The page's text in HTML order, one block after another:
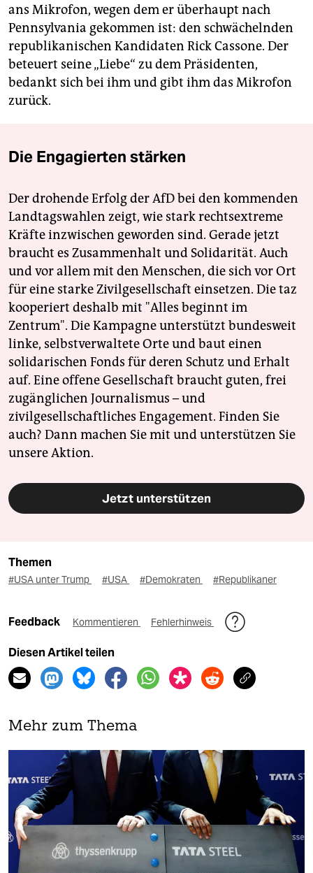
ans Mikrofon, wegen dem er überhaupt nach
Pennsylvania gekommen ist: den schwächelnden
republikanischen Kandidaten Rick Cassone. Der
beteuert seine „Liebe“ zu dem Präsidenten,
bedankt sich bei ihm und gibt ihm das Mikrofon
zurück.
Die Engagierten stärken
Der drohende Erfolg der AfD bei den kommenden
Landtagswahlen zeigt, wie stark rechtsextreme
Kräfte inzwischen geworden sind. Gerade jetzt
braucht es Zusammenhalt und Solidarität. Auch
und vor allem mit den Menschen, die sich vor Ort
für eine starke Zivilgesellschaft einsetzen. Die taz
kooperiert deshalb mit "Alles beginnt im
Zentrum". Die Kampagne unterstützt bundesweit
linke, selbstverwaltete Orte und baut einen
solidarischen Fonds für deren Schutz und Erhalt
auf. Eine offene Gesellschaft braucht guten, frei
zugänglichen Journalismus – und
zivilgesellschaftliches Engagement. Finden Sie
auch? Dann machen Sie mit und unterstützen Sie
unsere Aktion.
Jetzt unterstützen
Themen
#USA unter Trump #USA #Demokraten #Republikaner
Feedback Kommentieren Fehlerhinweis
Diesen Artikel teilen
Mehr zum Thema